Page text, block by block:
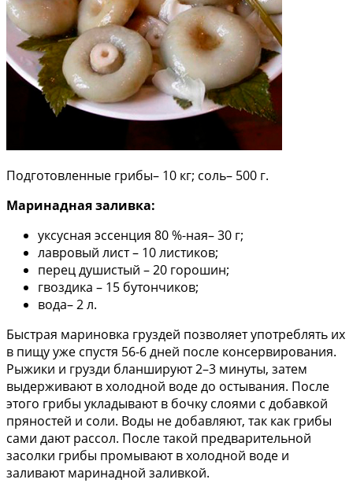
Подготовленные грибы– 10 кг; соль– 500 г.
Маринадная заливка:
уксусная эссенция 80 %-ная– 30 г;
лавровый лист – 10 листиков;
перец душистый – 20 горошин;
гвоздика – 15 бутончиков;
вода– 2 л.
Быстрая мариновка груздей позволяет употреблять их
в пищу уже спустя 56-6 дней после консервирования.
Рыжики и грузди бланшируют 2–3 минуты, затем
выдерживают в холодной воде до остывания. После
этого грибы укладывают в бочку слоями с добавкой
пряностей и соли. Воды не добавляют, так как грибы
сами дают рассол. После такой предварительной
засолки грибы промывают в холодной воде и
заливают маринадной заливкой.